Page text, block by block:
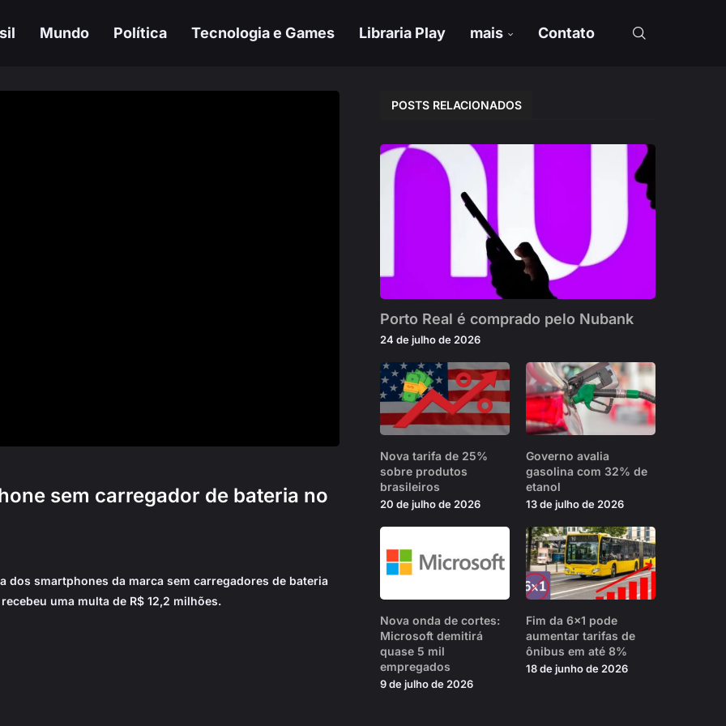
Mundo Política Tecnologia e Games Libraria Play mais Contato
sem carregador de bateria no
dos smartphones da marca sem carregadores de bateria
uma multa de R$ 12,2 milhões.
POSTS RELACIONADOS
Porto Real é comprado pelo Nubank
24 de julho de 2026
Nova tarifa de 25%
sobre produtos
brasileiros
20 de julho de 2026
Governo avalia
gasolina com 32% de
etanol
13 de julho de 2026
Nova onda de cortes:
Microsoft demitirá
quase 5 mil
empregados
9 de julho de 2026
Fim da 6×1 pode
aumentar tarifas de
ônibus em até 8%
18 de junho de 2026